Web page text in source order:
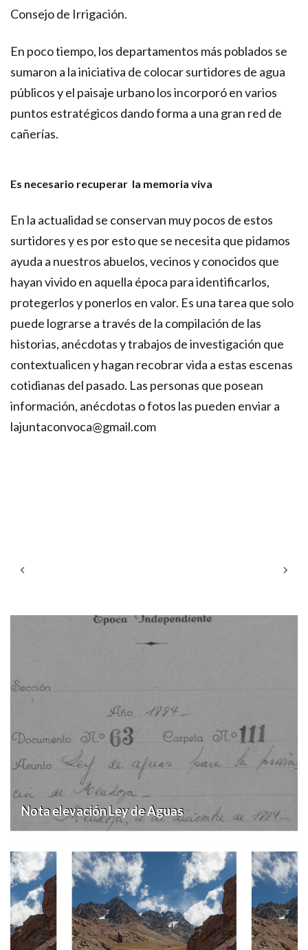
Consejo de Irrigación.
En poco tiempo, los departamentos más poblados se
sumaron a la iniciativa de colocar surtidores de agua
públicos y el paisaje urbano los incorporó en varios
puntos estratégicos dando forma a una gran red de
cañerías.
Es necesario recuperar la memoria viva
En la actualidad se conservan muy pocos de estos
surtidores y es por esto que se necesita que pidamos
ayuda a nuestros abuelos, vecinos y conocidos que
hayan vivido en aquella época para identificarlos,
protegerlos y ponerlos en valor. Es una tarea que solo
puede lograrse a través de la compilación de las
historias, anécdotas y trabajos de investigación que
contextualicen y hagan recobrar vida a estas escenas
cotidianas del pasado. Las personas que posean
información, anécdotas o fotos las pueden enviar a
lajuntaconvoca@gmail.com
Nota elevación Ley de Aguas